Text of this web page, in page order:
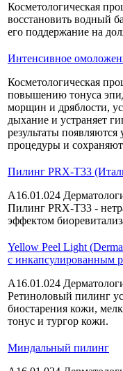
Косметологическая
восстановить водный
его поддержание на
Интенсивное
Косметологическая
повышению тонуса
морщин и дряблости,
дыхание и устраняет
результаты
процедуры и
Пилинг PRX-T33
A16.01.024
Пилинг PRX-T33 -
эффектом
Yellow Peel Light
с инкапсулированным
A16.01.024
Ретиноловый пилинг
биостарения кожи,
тонус и тургор кожи.
Миндальный пилинг